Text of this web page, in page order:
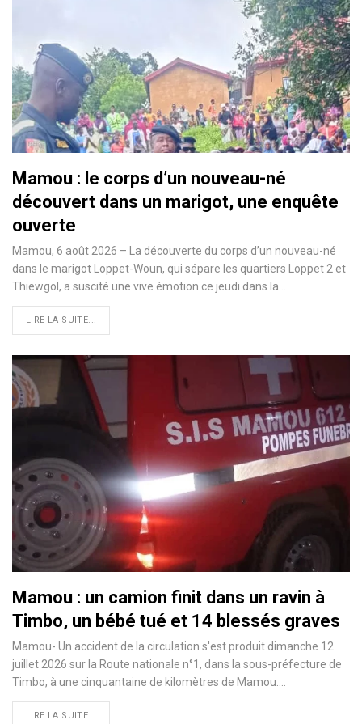
Mamou : le corps d’un nouveau-né
découvert dans un marigot, une enquête
ouverte
Mamou, 6 août 2026 – La découverte du corps d’un nouveau-né
dans le marigot Loppet-Woun, qui sépare les quartiers Loppet 2 et
Thiewgol, a suscité une vive émotion ce jeudi dans la…
LIRE LA SUITE...
Mamou : un camion finit dans un ravin à
Timbo, un bébé tué et 14 blessés graves
Mamou- Un accident de la circulation s'est produit dimanche 12
juillet 2026 sur la Route nationale n°1, dans la sous-préfecture de
Timbo, à une cinquantaine de kilomètres de Mamou.…
LIRE LA SUITE...